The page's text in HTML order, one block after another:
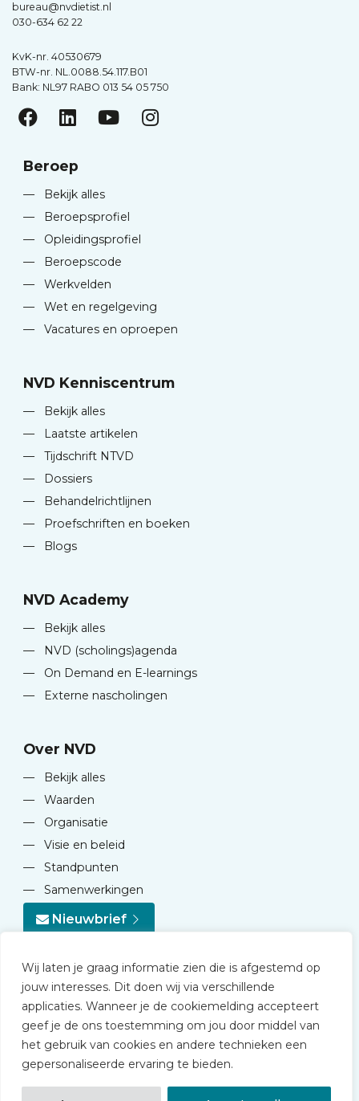
Wij laten je graag informatie zien die is afgestemd op
jouw interesses. Dit doen wij via verschillende
applicaties. Wanneer je de cookiemelding accepteert
geef je de ons toestemming om jou door middel van
het gebruik van cookies en andere technieken een
gepersonaliseerde ervaring te bieden.
bureau@nvdietist.nl
030-634 62 22
KvK-nr. 40530679
BTW-nr. NL.0088.54.117.B01
Bank: NL97 RABO 013 54 05 750
Beroep
—
Bekijk alles
—
Beroepsprofiel
—
Opleidingsprofiel
—
Beroepscode
—
Werkvelden
—
Wet en regelgeving
—
Vacatures en oproepen
NVD Kenniscentrum
—
Bekijk alles
—
Laatste artikelen
—
Tijdschrift NTVD
—
Dossiers
—
Behandelrichtlijnen
—
Proefschriften en boeken
—
Blogs
NVD Academy
—
Bekijk alles
—
NVD (scholings)agenda
—
On Demand en E-learnings
—
Externe nascholingen
Over NVD
—
Bekijk alles
—
Waarden
—
Organisatie
—
Visie en beleid
—
Standpunten
—
Samenwerkingen
Nieuwbrief
© 2026 NVD
Privacy statement
Disclaimer